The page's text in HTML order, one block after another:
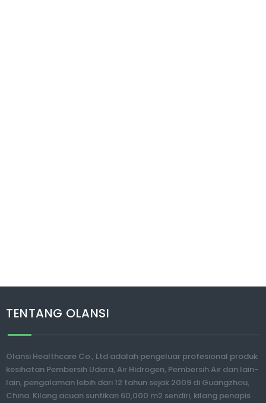
TENTANG OLANSI
Olansi Healthcare Co., Ltd adalah pengeluar profesional produk
kesihatan Pembersih Udara, Air Hidrogen, Pembersih Air dan lain-
lain, pengalaman lebih dari 12 tahun sejak 2009 di Guangzhou,
China. Kilang acuan suntikan 60,000 m2 sendiri, kilang penapis